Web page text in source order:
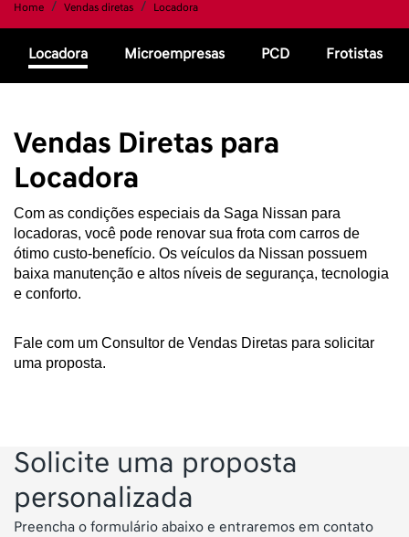
Home Vendas diretas Locadora
Microempresas PCD
Locadora Frotistas
Vendas Diretas para
Locadora
Com as condições especiais da Saga Nissan para
locadoras, você pode renovar sua frota com carros de
ótimo custo-benefício. Os veículos da Nissan possuem
baixa manutenção e altos níveis de segurança, tecnologia
e conforto.
Fale com um Consultor de Vendas Diretas para solicitar
uma proposta.
Solicite uma proposta
personalizada
Preencha o formulário abaixo e entraremos em contato